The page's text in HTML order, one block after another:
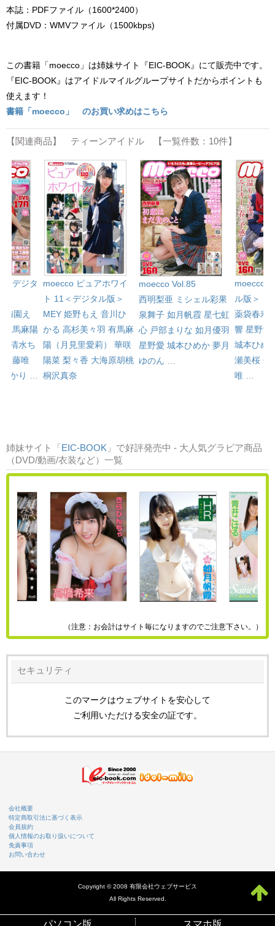
本誌：PDFファイル（1600*2400）
付属DVD：WMVファイル（1500kbps)
この書籍「moecco」は姉妹サイト『EIC-BOOK』にて販売中です。
『EIC-BOOK』はアイドルマイルグループサイトだからポイントも
使えます！
書籍「moecco」 のお買い求めはこちら
【関連商品】 ティーンアイドル 【一覧件数：10件】
＜デジタ
梅園え
有馬麻陽
清水ち
工藤唯
かり …
moecco ピュアホワイ
ト 11＜デジタル版＞
MEY 姫野もえ 音川ひ
かる 高杉美々羽 有馬麻
陽（月見里愛莉）
華咲
陽菜 梨々香 大海原胡桃
桐沢真奈
moecco Vol.85
西明梨亜 ミシェル彩果
泉舞子 如月帆霞 星七虹
心 戸部まりな 如月優羽
星野愛 城本ひめか 夢月
ゆのん
moecco
ル版＞
薬袋春寿
響 星野愛
城本ひめ
瀬美桜 佐
唯 …
姉妹サイト「EIC-BOOK 」で好評発売中 - 大人気グラビア商品
（DVD/動画/衣装など）一覧
（注意：お会計はサイト毎になりますのでご注意下さい。）
セキュリティ
このマークはウェブサイトを安心して
ご利用いただける安全の証です。
会社概要
特定商取引法に基づく表示
会員規約
個人情報のお取り扱いについて
免責事項
お問い合わせ
Copyright © 2008 有限会社ウェブサービス
All Rights Reserved.
パソコン版 スマホ版